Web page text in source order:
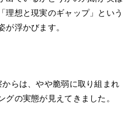
理想と現実のギャップ」という
が浮かびます。
らは、やや脆弱に取り組まれ
の実態が見えてきました。